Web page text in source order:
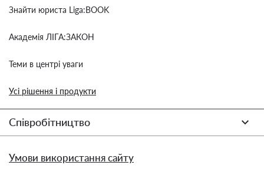
Знайти юриста Liga:BOOK
Академія ЛІГА:ЗАКОН
Теми в центрі уваги
Усі рішення і продукти
Співробітництво
Умови використання сайту